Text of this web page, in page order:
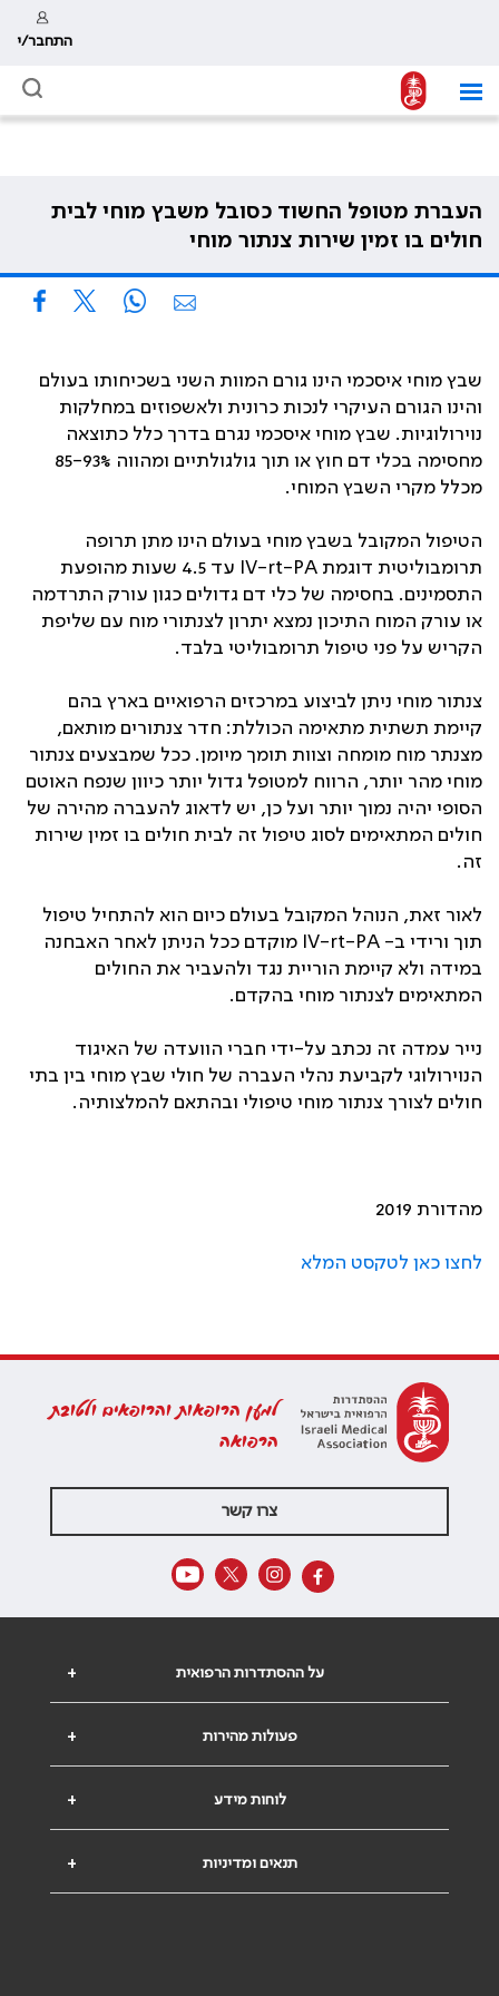
התחבר/י
העברת מטופל החשוד כסובל משבץ מוחי לבית
חולים בו זמין שירות צנתור מוחי
שבץ מוחי איסכמי הינו גורם המוות השני בשכיחותו בעולם
והינו הגורם העיקרי לנכות כרונית ולאשפוזים במחלקות
נוירולוגיות. שבץ מוחי איסכמי נגרם בדרך כלל כתוצאה
מחסימה בכלי דם חוץ או תוך גולגולתיים ומהווה 85-93%
מכלל מקרי השבץ המוחי.
הטיפול המקובל בשבץ מוחי בעולם הינו מתן תרופה
תרומבוליטית דוגמת IV-rt-PA עד 4.5 שעות מהופעת
התסמינים. בחסימה של כלי דם גדולים כגון עורק התרדמה
או עורק המוח התיכון נמצא יתרון לצנתורי מוח עם שליפת
הקריש על פני טיפול תרומבוליטי בלבד.
צנתור מוחי ניתן לביצוע במרכזים הרפואיים בארץ בהם
קיימת תשתית מתאימה הכוללת: חדר צנתורים מותאם,
מצנתר מוח מומחה וצוות תומך מיומן. ככל שמבצעים צנתור
מוחי מהר יותר, הרווח למטופל גדול יותר כיוון שנפח האוטם
הסופי יהיה נמוך יותר ועל כן, יש לדאוג להעברה מהירה של
חולים המתאימים לסוג טיפול זה לבית חולים בו זמין שירות
זה.
לאור זאת, הנוהל המקובל בעולם כיום הוא להתחיל טיפול
תוך ורידי ב- IV-rt-PA מוקדם ככל הניתן לאחר האבחנה
במידה ולא קיימת הוריית נגד ולהעביר את החולים
המתאימים לצנתור מוחי בהקדם.
נייר עמדה זה נכתב על-ידי חברי הוועדה של האיגוד
הנוירולוגי לקביעת נהלי העברה של חולי שבץ מוחי בין בתי
חולים לצורך צנתור מוחי טיפולי ובהתאם להמלצותיה.
מהדורת 2019
לחצו כאן לטקסט המלא
למען הרופאות והרופאים ולטובת
הרפואה
צרו קשר
+ על ההסתדרות הרפואית
+ פעולות מהירות
+ לוחות מידע
+ תנאים ומדיניות